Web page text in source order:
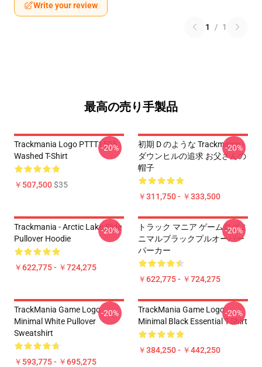
Write your review
1 / 1
最高の売り手製品
Trackmania Logo PTTT1505
Washed T-Shirt
￥507,500$35
-20%
初期 D のような Trackmania -
ダウンヒルの追求 お父さんの
帽子
￥311,750 - ￥333,500
-20%
Trackmania - Arctic Lake Slide
Pullover Hoodie
￥622,775 - ￥724,275
-20%
トラック マニア ゲームロゴミ
ニマルブラックプルオーバー
パーカー
￥622,775 - ￥724,275
-20%
TrackMania Game Logo
Minimal White Pullover
Sweatshirt
￥593,775 - ￥695,275
-20%
TrackMania Game Logo
Minimal Black Essential T-Shirt
￥384,250 - ￥442,250
-20%